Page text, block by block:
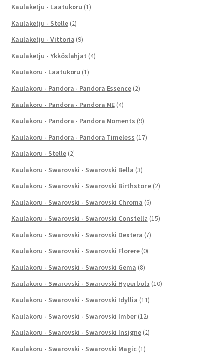
Kaulaketju - Laatukoru (1)
Kaulaketju - Stelle (2)
Kaulaketju - Vittoria (9)
Kaulaketju - Ykköslahjat (4)
Kaulakoru - Laatukoru (1)
Kaulakoru - Pandora - Pandora Essence (2)
Kaulakoru - Pandora - Pandora ME (4)
Kaulakoru - Pandora - Pandora Moments (9)
Kaulakoru - Pandora - Pandora Timeless (17)
Kaulakoru - Stelle (2)
Kaulakoru - Swarovski - Swarovski Bella (3)
Kaulakoru - Swarovski - Swarovski Birthstone (2)
Kaulakoru - Swarovski - Swarovski Chroma (6)
Kaulakoru - Swarovski - Swarovski Constella (15)
Kaulakoru - Swarovski - Swarovski Dextera (7)
Kaulakoru - Swarovski - Swarovski Florere (0)
Kaulakoru - Swarovski - Swarovski Gema (8)
Kaulakoru - Swarovski - Swarovski Hyperbola (10)
Kaulakoru - Swarovski - Swarovski Idyllia (11)
Kaulakoru - Swarovski - Swarovski Imber (12)
Kaulakoru - Swarovski - Swarovski Insigne (2)
Kaulakoru - Swarovski - Swarovski Magic (1)